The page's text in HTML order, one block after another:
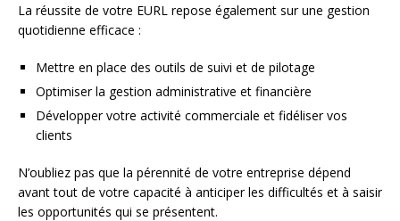
La réussite de votre EURL repose également sur une gestion
quotidienne efficace :
Mettre en place des outils de suivi et de pilotage
Optimiser la gestion administrative et financière
Développer votre activité commerciale et fidéliser vos
clients
N’oubliez pas que la pérennité de votre entreprise dépend
avant tout de votre capacité à anticiper les difficultés et à saisir
les opportunités qui se présentent.